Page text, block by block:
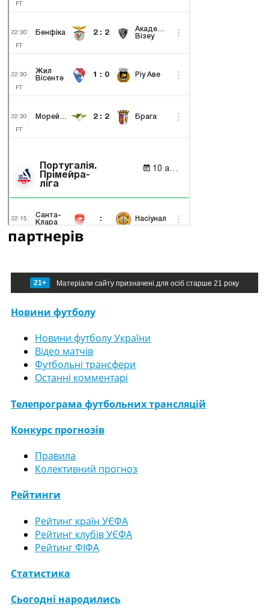
партнерів
21+ Матеріали сайту призначені для осіб старше 21 року
Новини футболу
Новини футболу України
Відео матчів
Футбольні трансфери
Останні комментарі
Телепрограма футбольних трансляцій
Конкурс прогнозів
Правила
Колективний прогноз
Рейтинги
Рейтинг країн УЄФА
Рейтинг клубів УЄФА
Рейтинг ФІФА
Статистика
Сьогодні народились